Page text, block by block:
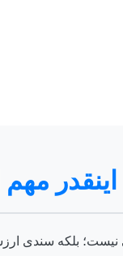
نیست؛ بلکه سندی